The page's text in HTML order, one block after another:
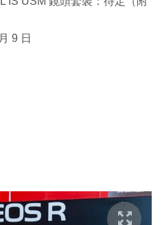
9 日